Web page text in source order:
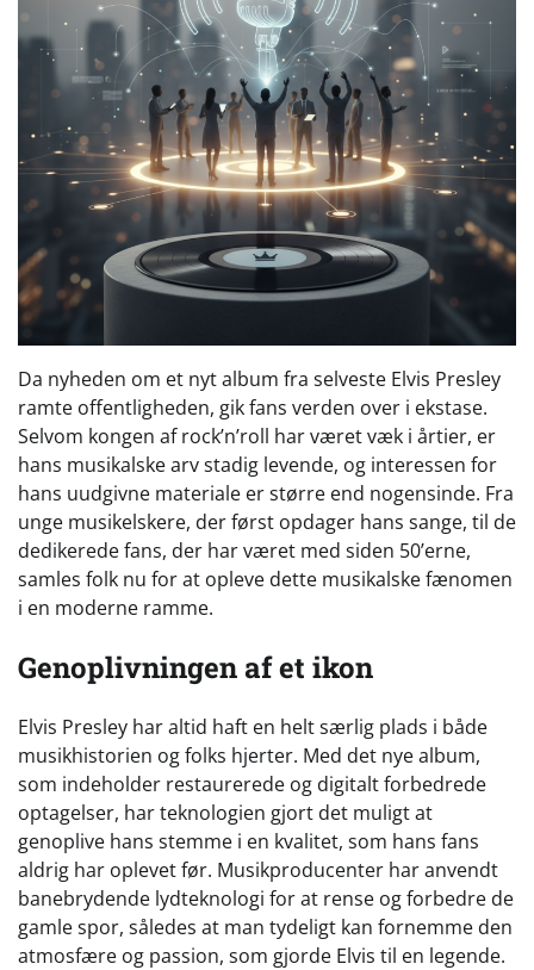
Da nyheden om et nyt album fra selveste Elvis Presley
ramte offentligheden, gik fans verden over i ekstase.
Selvom kongen af rock’n’roll har været væk i årtier, er
hans musikalske arv stadig levende, og interessen for
hans uudgivne materiale er større end nogensinde. Fra
unge musikelskere, der først opdager hans sange, til de
dedikerede fans, der har været med siden 50’erne,
samles folk nu for at opleve dette musikalske fænomen
i en moderne ramme.
Genoplivningen af et ikon
Elvis Presley har altid haft en helt særlig plads i både
musikhistorien og folks hjerter. Med det nye album,
som indeholder restaurerede og digitalt forbedrede
optagelser, har teknologien gjort det muligt at
genoplive hans stemme i en kvalitet, som hans fans
aldrig har oplevet før. Musikproducenter har anvendt
banebrydende lydteknologi for at rense og forbedre de
gamle spor, således at man tydeligt kan fornemme den
atmosfære og passion, som gjorde Elvis til en legende.